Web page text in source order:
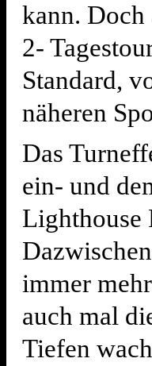
kann. Doch
2-
Standard,
näheren
Das
ein- und
Lighthouse
immer
auch mal
Tiefen